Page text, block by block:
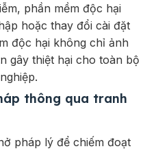
phần mềm độc hại
hoặc thay đổi cài đặt
độc hại không chỉ ảnh
gây thiệt hại cho toàn bộ
thông qua tranh
pháp lý để chiếm đoạt